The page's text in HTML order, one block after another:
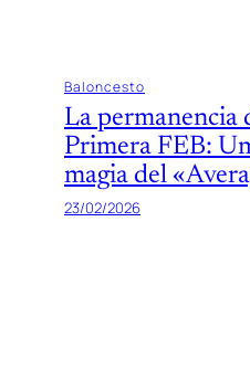
Baloncesto
La permanencia
Primera FEB:
magia del
23/02/2026